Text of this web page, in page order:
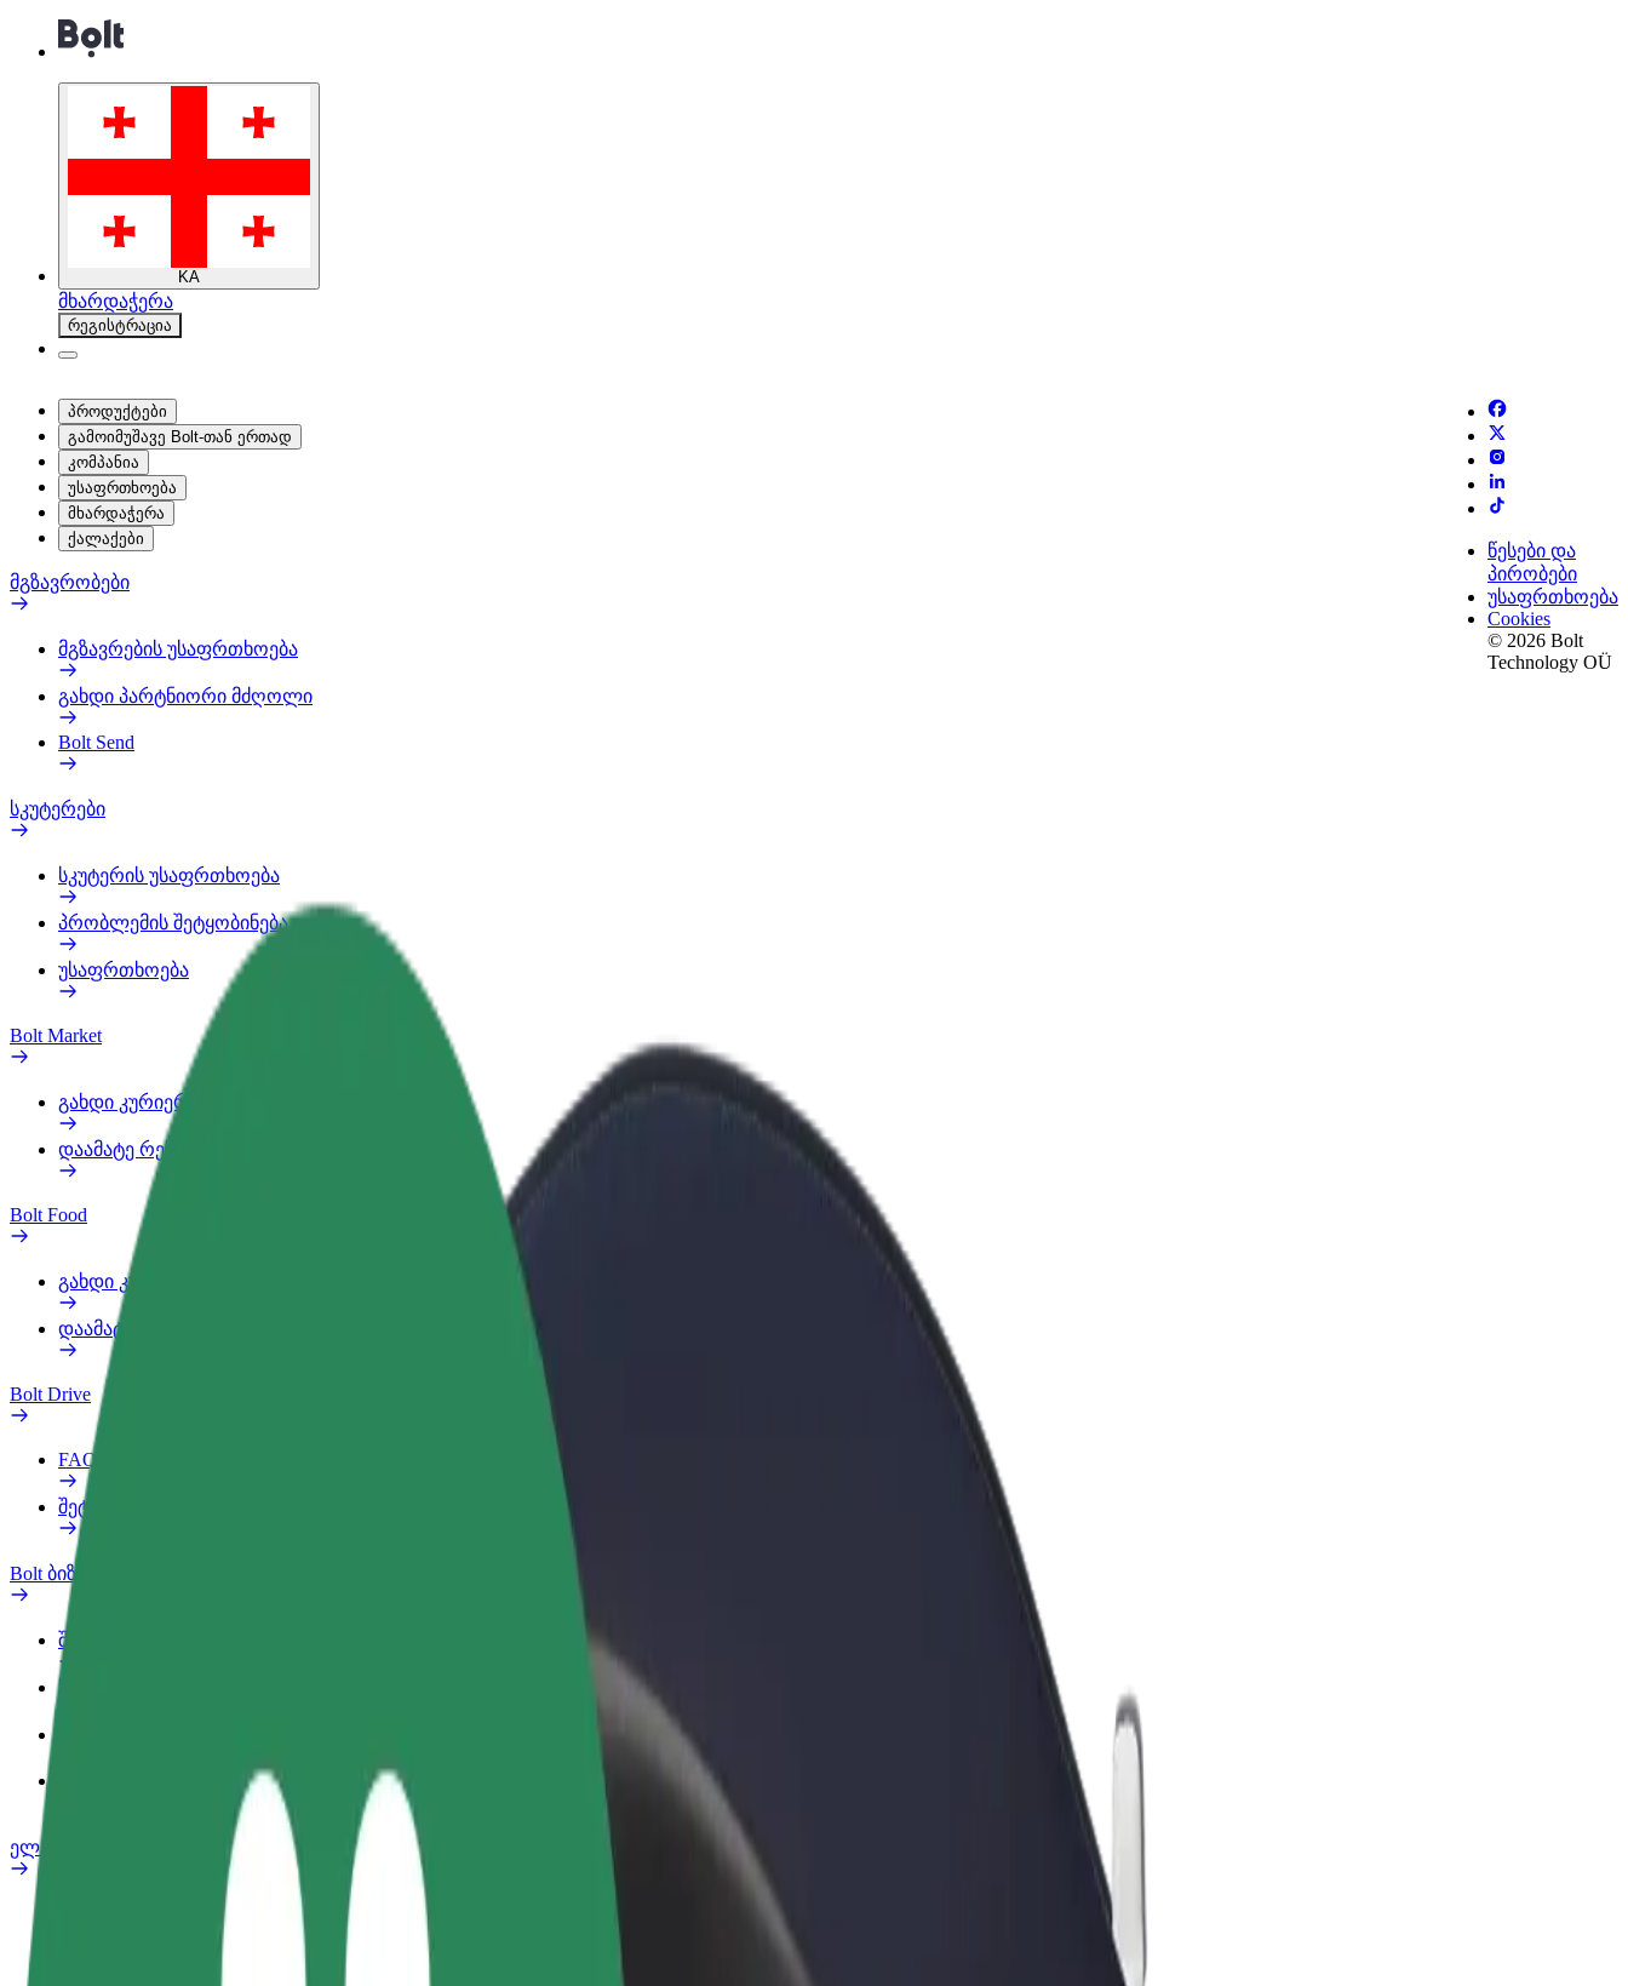
KA
მხარდაჭერა
რეგისტრაცია
პროდუქტები
გამოიმუშავე Bolt-თან ერთად
კომპანია
უსაფრთხოება
მხარდაჭერა
ქალაქები
მგზავრობები
მგზავრების უსაფრთხოება
გახდი პარტნიორი მძღოლი
Bolt Send
სკუტერები
სკუტერის უსაფრთხოება
პრობლემის შეტყობინება
უსაფრთხოება
Bolt Market
გახდი კურიერი
დაამატე რესტორანი ან მაღაზია
Bolt Food
გახდი კურიერი
დაამატე რესტორანი ან მაღაზია
Bolt Drive
FAQ
შეტყობინება ავტომობილზე
Bolt ბიზნესისთვის
შეღავათები
სამსახურის პროფილი
ელ. ბაიკი
წესები და
პირობები
უსაფრთხოება
Cookies
© 2026 Bolt
Technology OÜ